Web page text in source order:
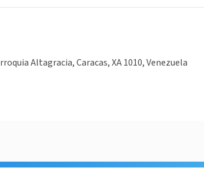
Altagracia, Caracas, XA 1010, Venezuela